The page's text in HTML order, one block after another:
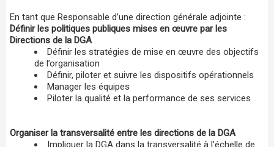
En tant que Responsable d’une direction générale adjointe :
Définir les politiques publiques mises en œuvre par les
Directions de la DGA
Définir les stratégies de mise en œuvre des objectifs
de l’organisation
Définir, piloter et suivre les dispositifs opérationnels
Manager les équipes
Piloter la qualité et la performance de ses services
Organiser la transversalité entre les directions de la DGA
Impliquer la DGA dans la transversalité à l’échelle de